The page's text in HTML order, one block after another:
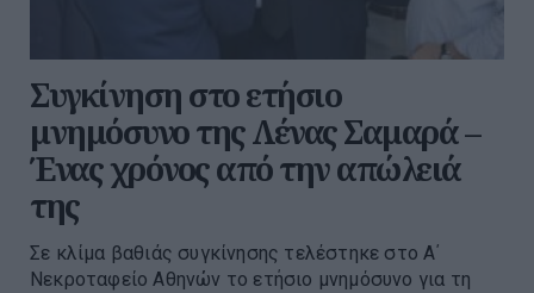
Συγκίνηση στο ετήσιο
μνημόσυνο της Λένας Σαμαρά –
Ένας χρόνος από την απώλειά
της
Σε κλίμα βαθιάς συγκίνησης τελέστηκε στο Α΄
Νεκροταφείο Αθηνών το ετήσιο μνημόσυνο για τη